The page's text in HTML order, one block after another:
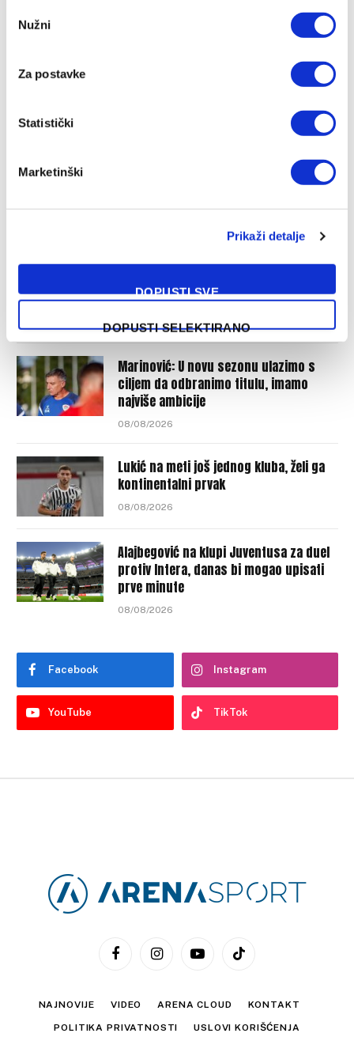
Selection
Nužni
Za postavke
Statistički
Marketinški
Prikaži detalje
DOPUSTI SVE
DOPUSTI SELEKTIRANO
redu i napadu
08/08/2026
Marinović: U novu sezonu ulazimo s
ciljem da odbranimo titulu, imamo
najviše ambicije
08/08/2026
Lukić na meti još jednog kluba, želi ga
kontinentalni prvak
08/08/2026
Alajbegović na klupi Juventusa za duel
protiv Intera, danas bi mogao upisati
prve minute
08/08/2026
Facebook Instagram
YouTube TikTok
FacebookInstagramYouTubeTikTok
NAJNOVIJE VIDEO ARENA CLOUD KONTAKT
POLITIKA PRIVATNOSTI USLOVI KORIŠĆENJA